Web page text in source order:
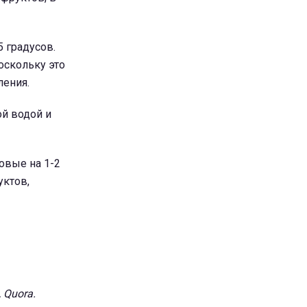
градусов.
это
водой и
на 1-2